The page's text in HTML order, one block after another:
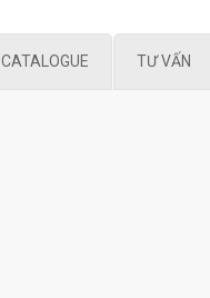
CATALOGUE TƯ VẤN